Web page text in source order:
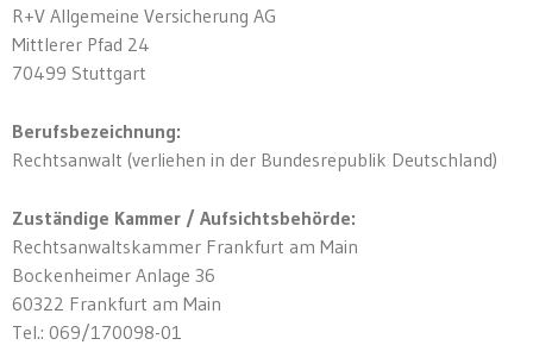
R+V Allgemeine Versicherung AG
Mittlerer Pfad 24
70499 Stuttgart
Berufsbezeichnung:
Rechtsanwalt (verliehen in der Bundesrepublik Deutschland)
Zuständige Kammer / Aufsichtsbehörde:
Rechtsanwaltskammer Frankfurt am Main
Bockenheimer Anlage 36
60322 Frankfurt am Main
Tel.: 069/170098-01